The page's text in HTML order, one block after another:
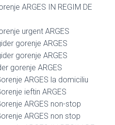
ARGES IN REGIM DE
urgent ARGES
gorenje ARGES
gorenje ARGES
gorenje ARGES
ARGES la domiciliu
ieftin ARGES
ARGES non-stop
ARGES non stop